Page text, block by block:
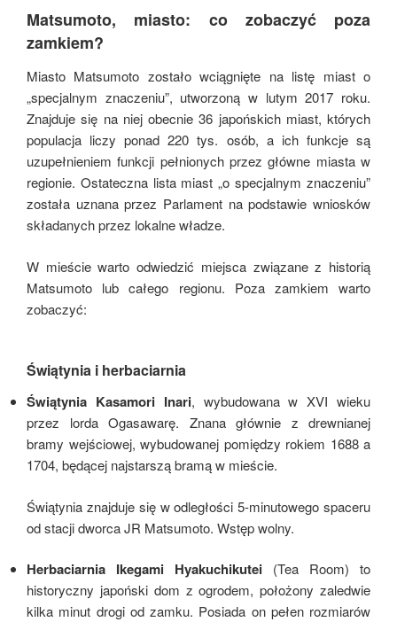
Matsumoto, miasto: co zobaczyć poza
zamkiem?
Miasto Matsumoto zostało wciągnięte na listę miast o
„specjalnym znaczeniu”, utworzoną w lutym 2017 roku.
Znajduje się na niej obecnie 36 japońskich miast, których
populacja liczy ponad 220 tys. osób, a ich funkcje są
uzupełnieniem funkcji pełnionych przez główne miasta w
regionie. Ostateczna lista miast „o specjalnym znaczeniu”
została uznana przez Parlament na podstawie wniosków
składanych przez lokalne władze.
W mieście warto odwiedzić miejsca związane z historią
Matsumoto lub całego regionu. Poza zamkiem warto
zobaczyć:
Świątynia i herbaciarnia
Świątynia Kasamori Inari, wybudowana w XVI wieku
przez lorda Ogasawarę. Znana głównie z drewnianej
bramy wejściowej, wybudowanej pomiędzy rokiem 1688 a
1704, będącej najstarszą bramą w mieście.
Świątynia znajduje się w odległości 5-minutowego spaceru
od stacji dworca JR Matsumoto. Wstęp wolny.
Herbaciarnia Ikegami Hyakuchikutei (Tea Room) to
historyczny japoński dom z ogrodem, położony zaledwie
kilka minut drogi od zamku. Posiada on pełen rozmiarów